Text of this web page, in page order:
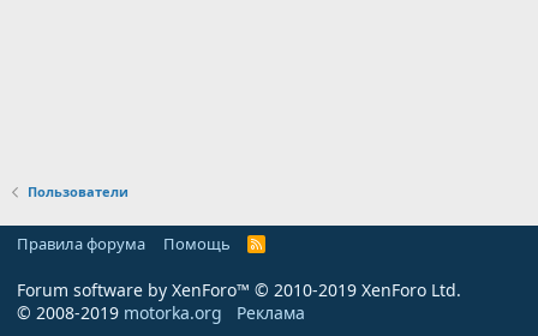
Пользователи
Правила форума Помощь
R
Forum software by XenForo™ © 2010-2019 XenForo Ltd.
© 2008-2019 motorka.org Реклама